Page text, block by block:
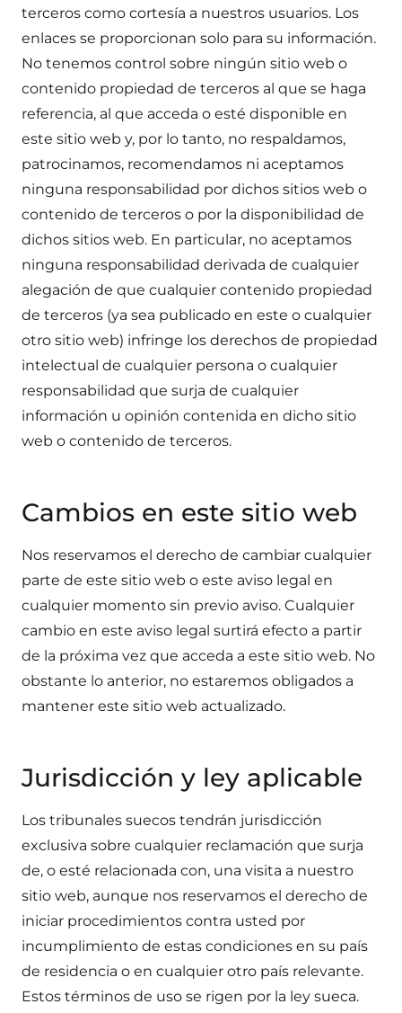
terceros como cortesía a nuestros usuarios. Los
enlaces se proporcionan solo para su información.
No tenemos control sobre ningún sitio web o
contenido propiedad de terceros al que se haga
referencia, al que acceda o esté disponible en
este sitio web y, por lo tanto, no respaldamos,
patrocinamos, recomendamos ni aceptamos
ninguna responsabilidad por dichos sitios web o
contenido de terceros o por la disponibilidad de
dichos sitios web. En particular, no aceptamos
ninguna responsabilidad derivada de cualquier
alegación de que cualquier contenido propiedad
de terceros (ya sea publicado en este o cualquier
otro sitio web) infringe los derechos de propiedad
intelectual de cualquier persona o cualquier
responsabilidad que surja de cualquier
información u opinión contenida en dicho sitio
web o contenido de terceros.
Cambios en este sitio web
Nos reservamos el derecho de cambiar cualquier
parte de este sitio web o este aviso legal en
cualquier momento sin previo aviso. Cualquier
cambio en este aviso legal surtirá efecto a partir
de la próxima vez que acceda a este sitio web. No
obstante lo anterior, no estaremos obligados a
mantener este sitio web actualizado.
Jurisdicción y ley aplicable
Los tribunales suecos tendrán jurisdicción
exclusiva sobre cualquier reclamación que surja
de, o esté relacionada con, una visita a nuestro
sitio web, aunque nos reservamos el derecho de
iniciar procedimientos contra usted por
incumplimiento de estas condiciones en su país
de residencia o en cualquier otro país relevante.
Estos términos de uso se rigen por la ley sueca.